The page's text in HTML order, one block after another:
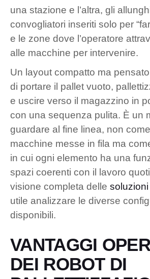
una stazione e l’altra, gli
convogliatori inseriti solo per
e le zone dove l’operatore
alle macchine per intervenire.
Un layout compatto ma
di portare il pallet vuoto,
e uscire verso il magazzino in
con una sequenza pulita. È un
guardare al fine linea, non
macchine messe in fila ma
in cui ogni elemento ha una
spazi coerenti con il lavoro
visione completa delle
utile analizzare le diverse
disponibili.
VANTAGGI
DEI ROBOT DI